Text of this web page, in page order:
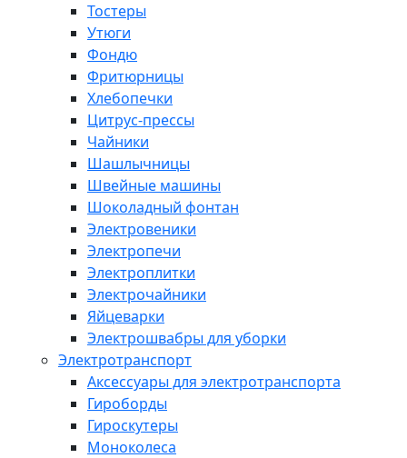
Тостеры
Утюги
Фондю
Фритюрницы
Хлебопечки
Цитрус-прессы
Чайники
Шашлычницы
Швейные машины
Шоколадный фонтан
Электровеники
Электропечи
Электроплитки
Электрочайники
Яйцеварки
Электрошвабры для уборки
Электротранспорт
Аксессуары для электротранспорта
Гироборды
Гироскутеры
Моноколеса